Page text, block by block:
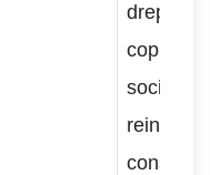
copiilor,